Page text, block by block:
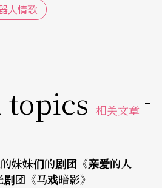
人情歌
topics 相关文章
妹妹们的剧团《亲爱的人
团《马戏暗影》